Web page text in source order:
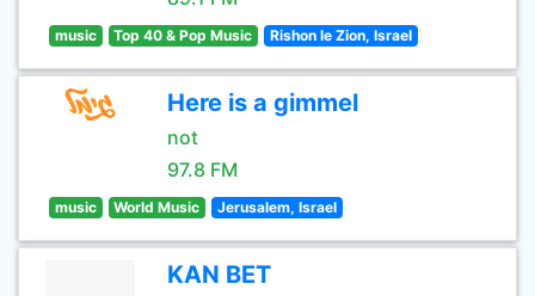
music Top 40 & Pop Music Rishon le Zion, Israel
Here is a gimmel
not
97.8 FM
music World Music Jerusalem, Israel
KAN BET